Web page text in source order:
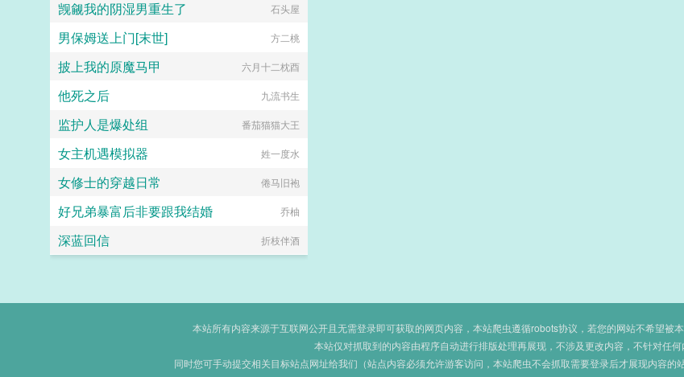
觊觎我的阴湿男重生了 石头屋
男保姆送上门[末世] 方二桃
披上我的原魔马甲 六月十二枕酉
他死之后 九流书生
监护人是爆处组 番茄猫猫大王
女主机遇模拟器 姓一度水
女修士的穿越日常 倦马旧袍
好兄弟暴富后非要跟我结婚 乔柚
深蓝回信 折枝伴酒
本站所有内容来源于互联网公开且无需登录即可获取的网页内容，本站爬虫遵循robots协议，若您的网站不希望被
本站仅对抓取到的内容由程序自动进行排版处理再展现，不涉及更改内容，不针对任何
同时您可手动提交相关目标站点网址给我们（站点内容必须允许游客访问，本站爬虫不会抓取需要登录后才展现内容的